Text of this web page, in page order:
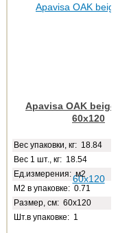
Apavisa OAK
60x120
Веc упаковки, кг: 18.84
Вес 1 шт., кг: 18.54
Ед.измерения: м2
М2 в упаковке: 0.71
Размер, см: 60x120
Шт.в упаковке: 1